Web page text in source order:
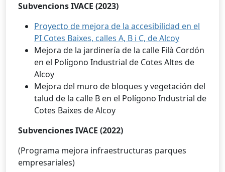
Subvencions IVACE (2023)
Proyecto de mejora de la accesibilidad en el
PI Cotes Baixes, calles A, B i C, de Alcoy
Mejora de la jardinería de la calle Filà Cordón
en el Polígono Industrial de Cotes Altes de
Alcoy
Mejora del muro de bloques y vegetación del
talud de la calle B en el Polígono Industrial de
Cotes Baixes de Alcoy
Subvenciones IVACE (2022)
(Programa mejora infraestructuras parques
empresariales)